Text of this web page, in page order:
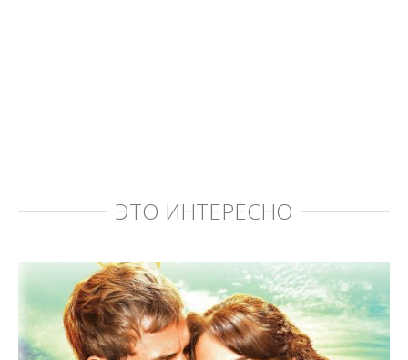
ЭТО ИНТЕРЕСНО